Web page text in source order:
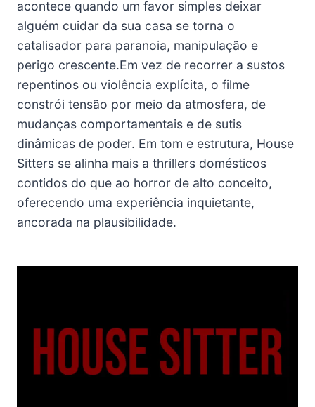
acontece quando um favor simples deixar
alguém cuidar da sua casa se torna o
catalisador para paranoia, manipulação e
perigo crescente.Em vez de recorrer a sustos
repentinos ou violência explícita, o filme
constrói tensão por meio da atmosfera, de
mudanças comportamentais e de sutis
dinâmicas de poder. Em tom e estrutura, House
Sitters se alinha mais a thrillers domésticos
contidos do que ao horror de alto conceito,
oferecendo uma experiência inquietante,
ancorada na plausibilidade.